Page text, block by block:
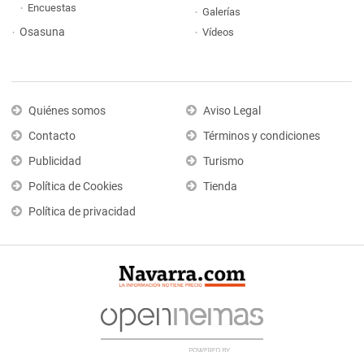
Encuestas
Osasuna
Galerías
Vídeos
Quiénes somos
Contacto
Publicidad
Política de Cookies
Política de privacidad
Aviso Legal
Términos y condiciones
Turismo
Tienda